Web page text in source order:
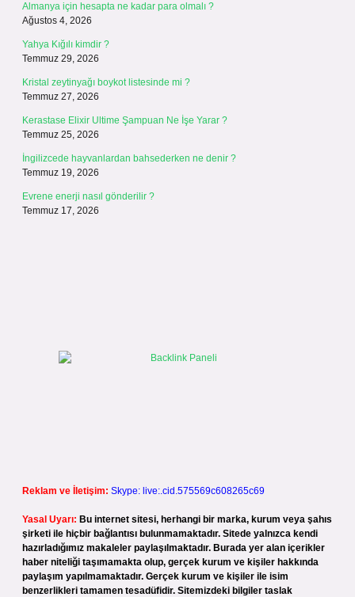
Almanya için hesapta ne kadar para olmalı ?
Ağustos 4, 2026
Yahya Kığılı kimdir ?
Temmuz 29, 2026
Kristal zeytinyağı boykot listesinde mi ?
Temmuz 27, 2026
Kerastase Elixir Ultime Şampuan Ne İşe Yarar ?
Temmuz 25, 2026
İngilizcede hayvanlardan bahsederken ne denir ?
Temmuz 19, 2026
Evrene enerji nasıl gönderilir ?
Temmuz 17, 2026
Reklam ve İletişim: Skype: live:.cid.575569c608265c69
Yasal Uyarı: Bu internet sitesi, herhangi bir marka, kurum veya şahıs
şirketi ile hiçbir bağlantısı bulunmamaktadır. Sitede yalnızca kendi
hazırladığımız makaleler paylaşılmaktadır. Burada yer alan içerikler
haber niteliği taşımamakta olup, gerçek kurum ve kişiler hakkında
paylaşım yapılmamaktadır. Gerçek kurum ve kişiler ile isim
benzerlikleri tamamen tesadüfidir. Sitemizdeki bilgiler taslak